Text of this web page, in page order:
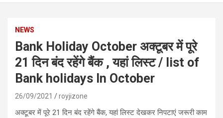
NEWS
Bank Holiday October अक्टूबर में पूरे
21 दिन बंद रहेंगे बैंक , यहां लिस्ट / list of
Bank holidays In October
26/09/2021 royjizone
अक्टूबर में पूरे 21 दिन बंद रहेंगे बैंक, यहां लिस्ट देखकर निपटाएं जरूरी काम